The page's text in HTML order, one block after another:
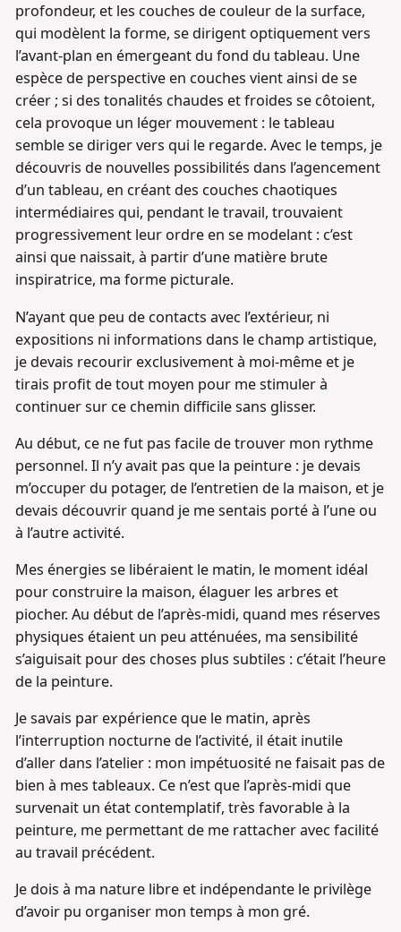
profondeur, et les couches de couleur de la surface,
qui modèlent la forme, se dirigent optiquement vers
l’avant-plan en émergeant du fond du tableau. Une
espèce de perspective en couches vient ainsi de se
créer ; si des tonalités chaudes et froides se côtoient,
cela provoque un léger mouvement : le tableau
semble se diriger vers qui le regarde. Avec le temps, je
découvris de nouvelles possibilités dans l’agencement
d’un tableau, en créant des couches chaotiques
intermédiaires qui, pendant le travail, trouvaient
progressivement leur ordre en se modelant : c’est
ainsi que naissait, à partir d’une matière brute
inspiratrice, ma forme picturale.
N’ayant que peu de contacts avec l’extérieur, ni
expositions ni informations dans le champ artistique,
je devais recourir exclusivement à moi-même et je
tirais profit de tout moyen pour me stimuler à
continuer sur ce chemin difficile sans glisser.
Au début, ce ne fut pas facile de trouver mon rythme
personnel. Il n’y avait pas que la peinture : je devais
m’occuper du potager, de l’entretien de la maison, et je
devais découvrir quand je me sentais porté à l’une ou
à l’autre activité.
Mes énergies se libéraient le matin, le moment idéal
pour construire la maison, élaguer les arbres et
piocher. Au début de l’après-midi, quand mes réserves
physiques étaient un peu atténuées, ma sensibilité
s’aiguisait pour des choses plus subtiles : c’était l’heure
de la peinture.
Je savais par expérience que le matin, après
l’interruption nocturne de l’activité, il était inutile
d’aller dans l’atelier : mon impétuosité ne faisait pas de
bien à mes tableaux. Ce n’est que l’après-midi que
survenait un état contemplatif, très favorable à la
peinture, me permettant de me rattacher avec facilité
au travail précédent.
Je dois à ma nature libre et indépendante le privilège
d’avoir pu organiser mon temps à mon gré.